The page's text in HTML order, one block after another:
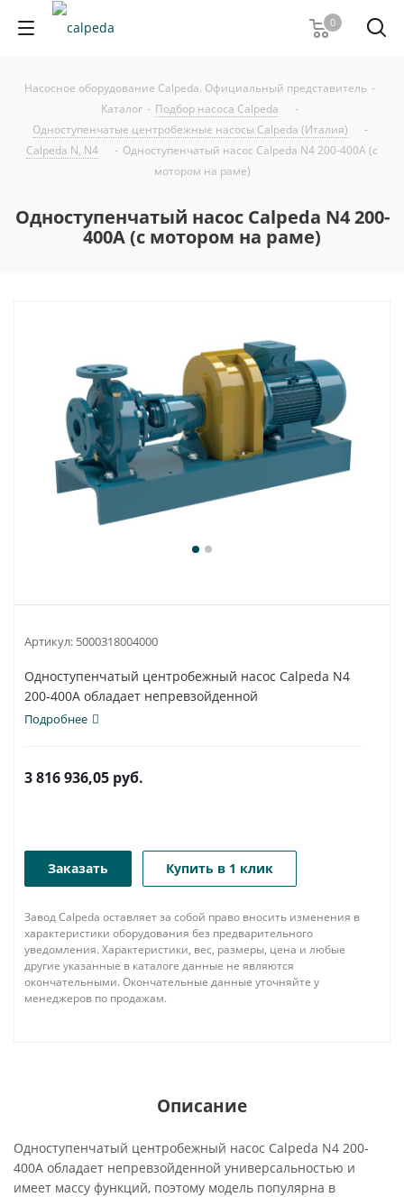
0
Насосное оборудование Calpeda. Официальный представитель -
Каталог - Подбор насоса Calpeda
-
Одноступенчатые центробежные насосы Calpeda (Италия)
-
Calpeda N, N4
- Одноступенчатый насос Calpeda N4 200-400A (с
мотором на раме)
Одноступенчатый насос Calpeda N4 200-
400A (с мотором на раме)
Артикул: 5000318004000
Одноступенчатый центробежный насос Calpeda N4
200-400A обладает непревзойденной
универсальностью и...
Подробнее
3 816 936,05 руб.
Заказать Купить в 1 клик
Завод Calpeda оставляет за собой право вносить изменения в
характеристики оборудования без предварительного
уведомления. Характеристики, вес, размеры, цена и любые
другие указанные в каталоге данные не являются
окончательными. Окончательные данные уточняйте у
менеджеров по продажам.
Описание
Одноступенчатый центробежный насос Calpeda N4 200-
400A обладает непревзойденной универсальностью и
имеет массу функций, поэтому модель популярна в